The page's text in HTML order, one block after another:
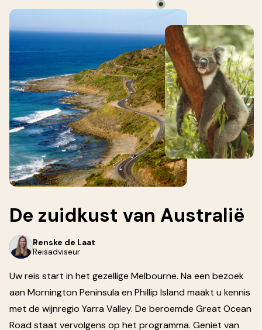
De zuidkust van Australië
Renske de Laat
Reisadviseur
Uw reis start in het gezellige Melbourne. Na een bezoek
aan Mornington Peninsula en Phillip Island maakt u kennis
met de wijnregio Yarra Valley. De beroemde Great Ocean
Road staat vervolgens op het programma. Geniet van